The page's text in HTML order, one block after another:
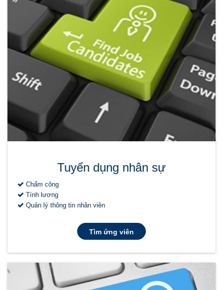
Tuyển dụng nhân sự
Chấm công
Tính lương
Quản lý thông tin nhân viên
Tìm ứng viên